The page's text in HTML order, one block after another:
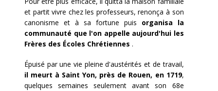
et partit vivre chez les professeurs, renonça à son
canonisme et à sa fortune puis organisa la
communauté que l'on appelle aujourd'hui les
Frères des Écoles Chrétiennes .
Épuisé par une vie pleine d'austérités et de travail,
il meurt à Saint Yon, près de Rouen, en 1719,
quelques semaines seulement avant son 68e